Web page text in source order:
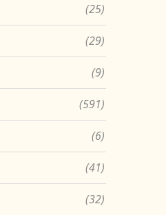
(25)
(29)
(9)
(591)
(6)
(41)
(32)